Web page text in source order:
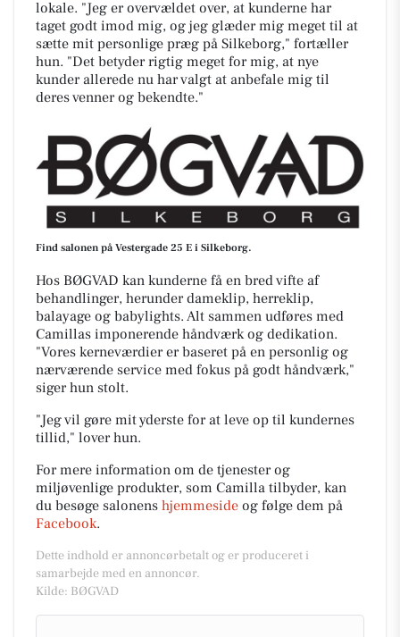
lokale. "Jeg er overvældet over, at kunderne har
taget godt imod mig, og jeg glæder mig meget til at
sætte mit personlige præg på Silkeborg," fortæller
hun. "Det betyder rigtig meget for mig, at nye
kunder allerede nu har valgt at anbefale mig til
deres venner og bekendte."
Find salonen på Vestergade 25 E i Silkeborg.
Hos BØGVAD kan kunderne få en bred vifte af
behandlinger, herunder dameklip, herreklip,
balayage og babylights. Alt sammen udføres med
Camillas imponerende håndværk og dedikation.
"Vores kerneværdier er baseret på en personlig og
nærværende service med fokus på godt håndværk,"
siger hun stolt.
"Jeg vil gøre mit yderste for at leve op til kundernes
tillid," lover hun.
For mere information om de tjenester og
miljøvenlige produkter, som Camilla tilbyder, kan
du besøge salonens hjemmeside og følge dem på
Facebook.
Dette indhold er annoncørbetalt og er produceret i
samarbejde med en annoncør.
Kilde: BØGVAD